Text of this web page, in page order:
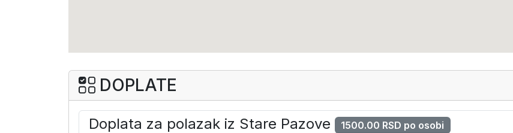
DOPLATE
Doplata za polazak iz Stare Pazove 1500.00 RSD po osobi